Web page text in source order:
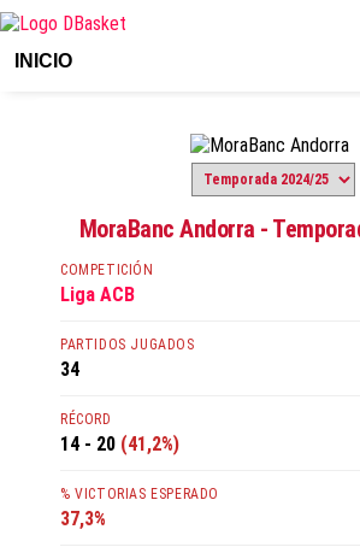
INICIO
MoraBanc Andorra -
COMPETICIÓN
Liga ACB
PARTIDOS JUGADOS
34
RÉCORD
14 - 20 (41,2%)
% VICTORIAS ESPERADO
37,3%